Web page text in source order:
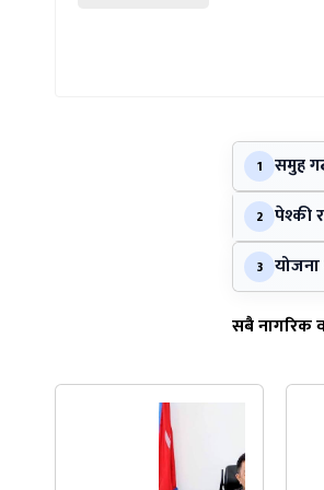
1 समुह
2 पेश्की
3 योजना
सबै नागरिक